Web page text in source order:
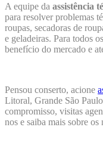
A equipe da assistência
para resolver problemas
roupas, secadoras de
e geladeiras. Para todos
benefício do mercado e
Pensou conserto, acione
Litoral, Grande São
compromisso, visitas
nos e saiba mais sobre os